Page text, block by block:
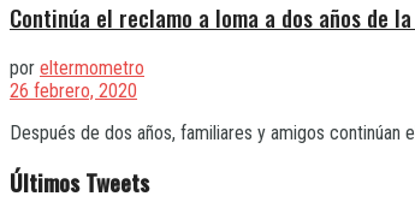
Continúa el reclamo a Ioma a dos años de
por eltermometro
26 febrero, 2020
Después de dos años, familiares y amigos
Últimos Tweets